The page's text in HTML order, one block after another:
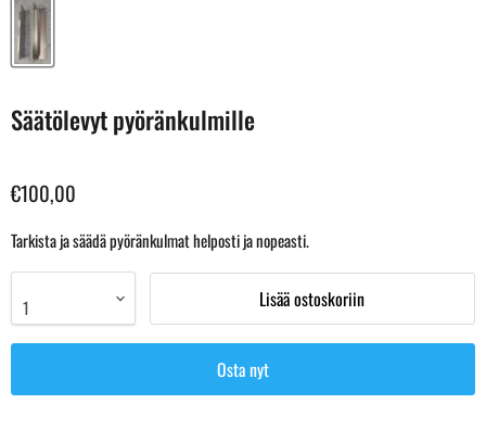
Säätölevyt pyöränkulmille
€100,00
Tarkista ja säädä pyöränkulmat helposti ja nopeasti.
Lisää ostoskoriin
Osta nyt